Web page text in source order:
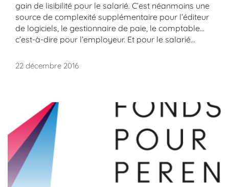
gain de lisibilité pour le salarié. C’est néanmoins une
source de complexité supplémentaire pour l’éditeur
de logiciels, le gestionnaire de paie, le comptable…
c’est-à-dire pour l’employeur. Et pour le salarié...
22 décembre 2016